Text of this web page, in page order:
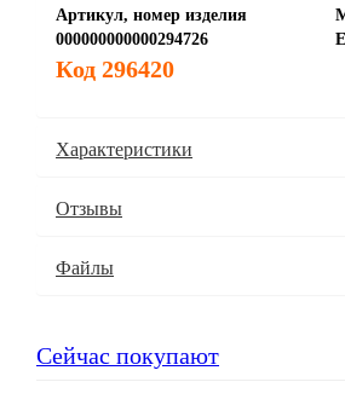
Артикул, номер изделия
000000000000294726
Код 296420
Характеристики
Отзывы
Файлы
Сейчас покупают